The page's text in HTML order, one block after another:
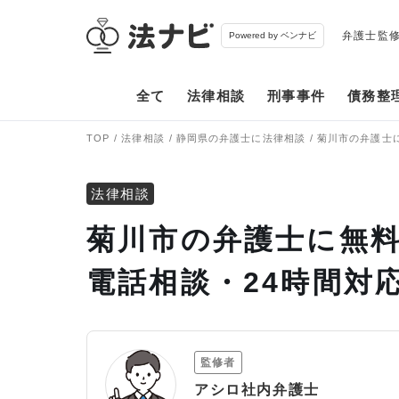
Powered by ベンナビ 弁護士監
全て 法律相談 刑事事件 債務整
TOP 法律相談 静岡県の弁護士に法律相談 菊川市の弁護士
法律相談
菊川市の弁護士に無
電話相談・24時間対
監修者
アシロ社内弁護士